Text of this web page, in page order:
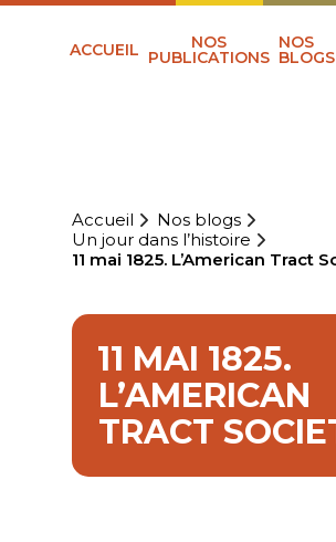
ACCUEIL NOS
PUBLICATIONS
NOS
BLOGS
Accueil
Nos blogs
Un jour dans l’histoire
11 mai 1825. L’American Tract
11 MAI 1825.
L’AMERICAN
TRACT